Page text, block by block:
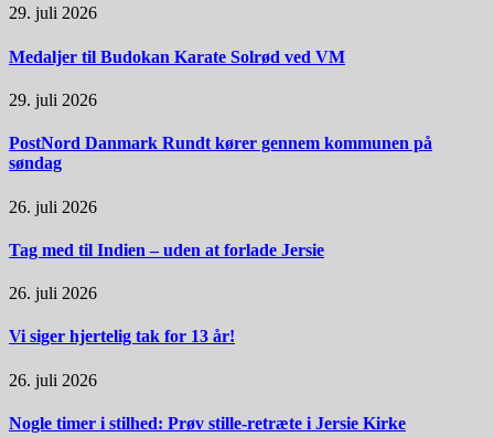
29. juli 2026
Medaljer til Budokan Karate Solrød ved VM
29. juli 2026
PostNord Danmark Rundt kører gennem kommunen på
søndag
26. juli 2026
Tag med til Indien – uden at forlade Jersie
26. juli 2026
Vi siger hjertelig tak for 13 år!
26. juli 2026
Nogle timer i stilhed: Prøv stille-retræte i Jersie Kirke